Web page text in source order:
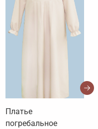
Платье
погребальное